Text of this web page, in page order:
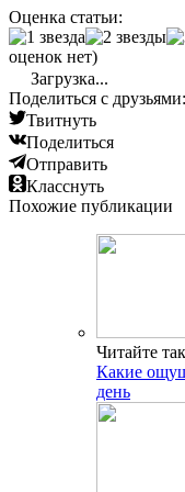
Оценка статьи:
оценок нет)
Загрузка...
Поделиться с друзьями:
Твитнуть
Поделиться
Отправить
Класснуть
Похожие публикации
Читайте
Какие
день